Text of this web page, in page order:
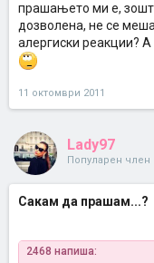
прашањето ми е,
дозволена, не се
алергиски реакции? А
11 октомври 2011
Lady97
Популарен член
Сакам да прашам...?
2468 напиша: